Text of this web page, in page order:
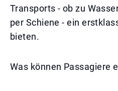
Transports - ob zu
per Schiene - ein
bieten.
Was können Passagiere